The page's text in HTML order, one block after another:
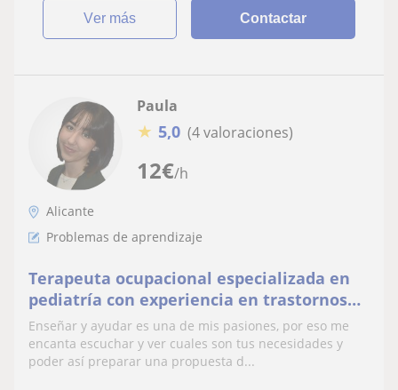
ver más Contactar
12€/h
Paula
★ 5,0 (4 valoraciones)
Alicante
Problemas de aprendizaje
Terapeuta ocupacional especializada en
pediatría con experiencia en trastornos
del aprendizaje.
Enseñar y ayudar es una de mis pasiones, por eso me
encanta escuchar y ver cuales son tus necesidades y
poder así preparar una propuesta d...